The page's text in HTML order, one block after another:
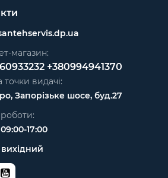
магазин:
+380994941370
точки видачі:
Запорізьке шосе, буд.27
роботи:
17:00